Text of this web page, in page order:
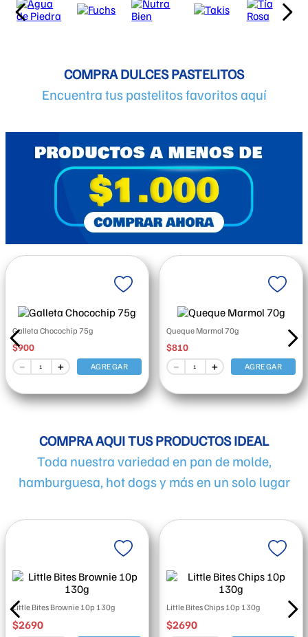
COMPRA DULCES PASTELITOS
Encuentra tus pastelitos favoritos aquí
Galleta Chocochip 75g
$900
＋
－ AGREGAR
Queque Marmol 70g
$810
＋
－ AGREGAR
COMPRA AQUI TUS PRODUCTOS IDEAL
Toda nuestra variedad en pan de molde,
hamburguesa, hot dogs y más en un solo lugar
Little Bites Brownie 10p 130g
$2690
Little Bites Chips 10p 130g
$2690